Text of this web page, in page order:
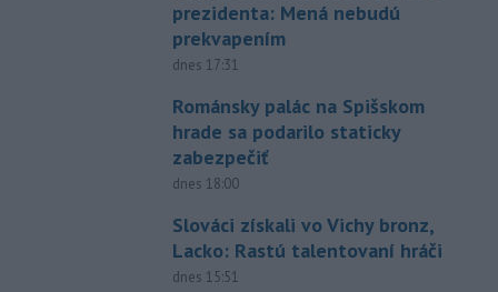
prezidenta: Mená nebudú
prekvapením
dnes 17:31
Románsky palác na Spišskom
hrade sa podarilo staticky
zabezpečiť
dnes 18:00
Slováci získali vo Vichy bronz,
Lacko: Rastú talentovaní hráči
dnes 15:51